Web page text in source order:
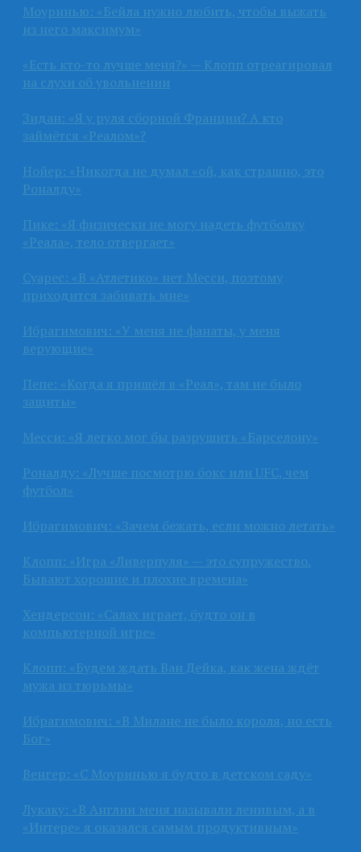
Моуринью: «Бейла нужно любить, чтобы выжать
из него максимум»
«Есть кто-то лучше меня?» — Клопп отреагировал
на слухи об увольнении
Зидан: «Я у руля сборной Франции? А кто
займётся «Реалом»?
Нойер: «Никогда не думал «ой, как страшно, это
Роналду»
Пике: «Я физически не могу надеть футболку
«Реала», тело отвергает»
Суарес: «В «Атлетико» нет Месси, поэтому
приходится забивать мне»
Ибрагимович: «У меня не фанаты, у меня
верующие»
Пепе: «Когда я пришёл в «Реал», там не было
защиты»
Месси: «Я легко мог бы разрушить «Барселону»
Роналду: «Лучше посмотрю бокс или UFC, чем
футбол»
Ибрагимович: «Зачем бежать, если можно летать»
Клопп: «Игра «Ливерпуля» — это супружество.
Бывают хорошие и плохие времена»
Хендерсон: «Салах играет, будто он в
компьютерной игре»
Клопп: «Будем ждать Ван Дейка, как жена ждёт
мужа из тюрьмы»
Ибрагимович: «В Милане не было короля, но есть
Бог»
Венгер: «С Моуринью я будто в детском саду»
Лукаку: «В Англии меня называли ленивым, а в
«Интере» я оказался самым продуктивным»